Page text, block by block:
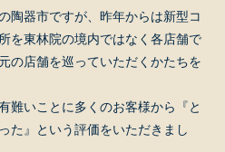
陶器市ですが、昨年からは新型コ
を東林院の境内ではなく各店舗で
の店舗を巡っていただくかたちを
難いことに多くのお客様から『と
た』という評価をいただきまし